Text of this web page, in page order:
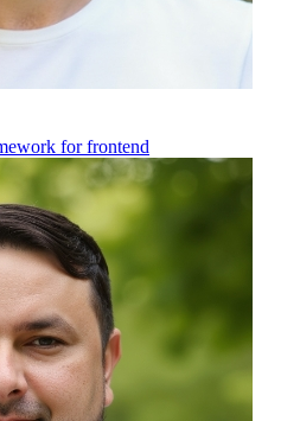
for frontend